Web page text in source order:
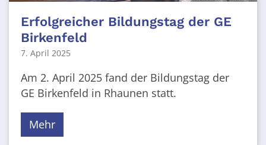
Erfolgreicher Bildungstag der GE
Birkenfeld
7. April 2025
Am 2. April 2025 fand der Bildungstag der
GE Birkenfeld in Rhaunen statt.
Mehr